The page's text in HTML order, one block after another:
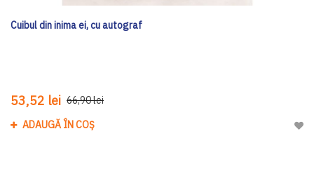
Cuibul din inima ei, cu autograf
53,52 lei 66,90 lei
ADAUGĂ ÎN COȘ